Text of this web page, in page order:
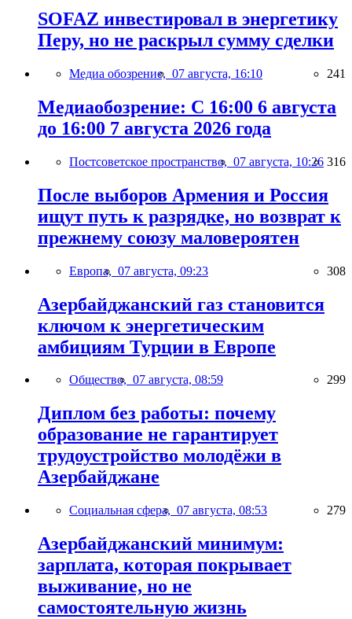
SOFAZ инвестировал в энергетику
Перу, но не раскрыл сумму сделки
Медиа обозрение, 07 августа, 16:10 241
Медиаобозрение: С 16:00 6 августа
до 16:00 7 августа 2026 года
Постсоветское пространство, 07 августа, 10:26 316
После выборов Армения и Россия
ищут путь к разрядке, но возврат к
прежнему союзу маловероятен
Европа, 07 августа, 09:23 308
Азербайджанский газ становится
ключом к энергетическим
амбициям Турции в Европе
Общество, 07 августа, 08:59 299
Диплом без работы: почему
образование не гарантирует
трудоустройство молодёжи в
Азербайджане
Социальная сфера, 07 августа, 08:53 279
Азербайджанский минимум:
зарплата, которая покрывает
выживание, но не
самостоятельную жизнь